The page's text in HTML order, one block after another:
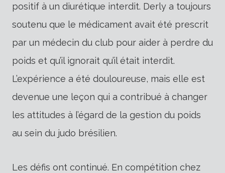
positif à un diurétique interdit. Derly a toujours
soutenu que le médicament avait été prescrit
par un médecin du club pour aider à perdre du
poids et qu’il ignorait qu’il était interdit.
L’expérience a été douloureuse, mais elle est
devenue une leçon qui a contribué à changer
les attitudes à l’égard de la gestion du poids
au sein du judo brésilien.
Les défis ont continué. En compétition chez